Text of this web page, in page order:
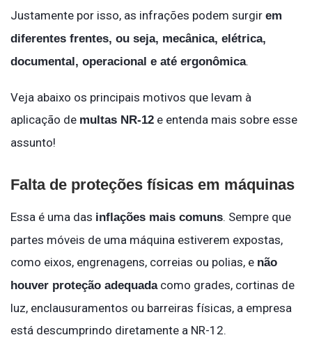
Justamente por isso, as infrações podem surgir em
diferentes frentes, ou seja, mecânica, elétrica,
documental, operacional e até ergonômica.
Veja abaixo os principais motivos que levam à
aplicação de multas NR-12 e entenda mais sobre esse
assunto!
Falta de proteções físicas em máquinas
Essa é uma das inflações mais comuns. Sempre que
partes móveis de uma máquina estiverem expostas,
como eixos, engrenagens, correias ou polias, e não
houver proteção adequadacomo grades, cortinas de
luz, enclausuramentos ou barreiras físicas, a empresa
está descumprindo diretamente a NR-12.